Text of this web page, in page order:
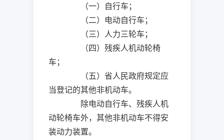
（一）自行车；
（二）电动自行车；
（三）人力三轮车；
（四）残疾人机动轮椅
车；
（五）省人民政府规定应
当登记的其他非机动车。
除电动自行车、残疾人机
动轮椅车外，其他非机动车不得安
装动力装置。